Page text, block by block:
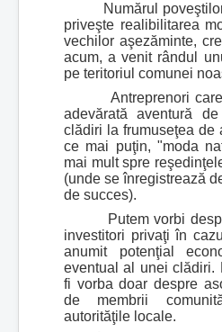
Numărul poveştilor
priveşte realibilitarea
vechilor aşezăminte,
acum, a venit rândul
pe teritoriul comunei
Antreprenori care
adevărată aventură
clădiri la frumuseţea de
ce mai puţin, "moda
mai mult spre
(unde se înregistrează
de succes).
Putem vorbi
investitori privaţi în
anumit potenţial
eventual al unei clădiri.
fi vorba doar despre
de membrii
autorităţile locale.